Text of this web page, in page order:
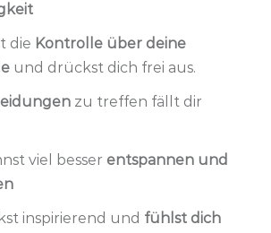
die Kontrolle über deine
und drückst dich frei aus.
zu treffen fällt dir
viel besser entspannen und
inspirierend und fühlst dich